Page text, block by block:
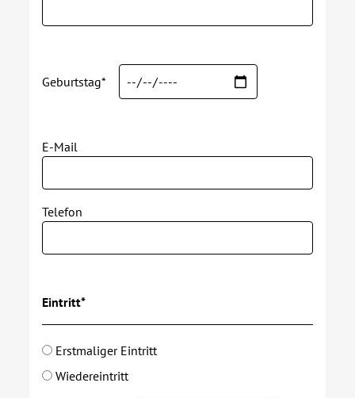
Kontakt
Geburtstag*
E-Mail
Telefon
Eintritt*
Erstmaliger Eintritt
Wiedereintritt